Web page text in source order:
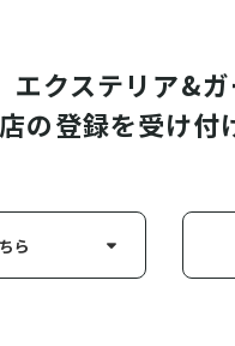
エクステリア&
の登録を受け付
ら